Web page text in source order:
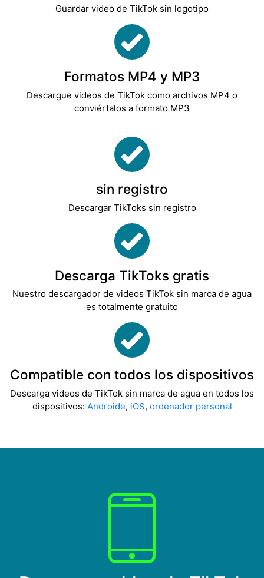
Guardar video de TikTok sin logotipo
Formatos MP4 y MP3
Descargue videos de TikTok como archivos MP4 o
conviértalos a formato MP3
sin registro
Descargar TikToks sin registro
Descarga TikToks gratis
Nuestro descargador de videos TikTok sin marca de agua
es totalmente gratuito
Compatible con todos los dispositivos
Descarga videos de TikTok sin marca de agua en todos los
dispositivos: Androide, iOS, ordenador personal